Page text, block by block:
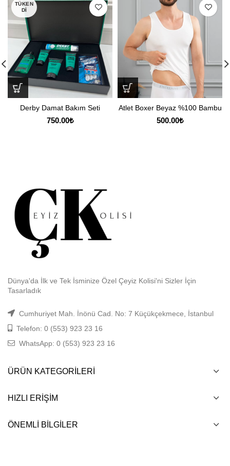
TÜKEN
DI
Derby Damat Bakım Seti
750.00₺
Atlet Boxer Beyaz %100 Bambu
500.00₺
Dünya'da İlk ve Tek İsminize Özel Çeyiz Kolisi'ni Sizler İçin
Tasarladık
Cumhuriyet Mah. İnönü Cad. No: 7 Küçükçekmece, İstanbul
Telefon: 0 (553) 923 23 16
WhatsApp: 0 (553) 923 23 16
ÜRÜN KATEGORILERI
HIZLI ERIŞIM
ÖNEMLI BILGILER